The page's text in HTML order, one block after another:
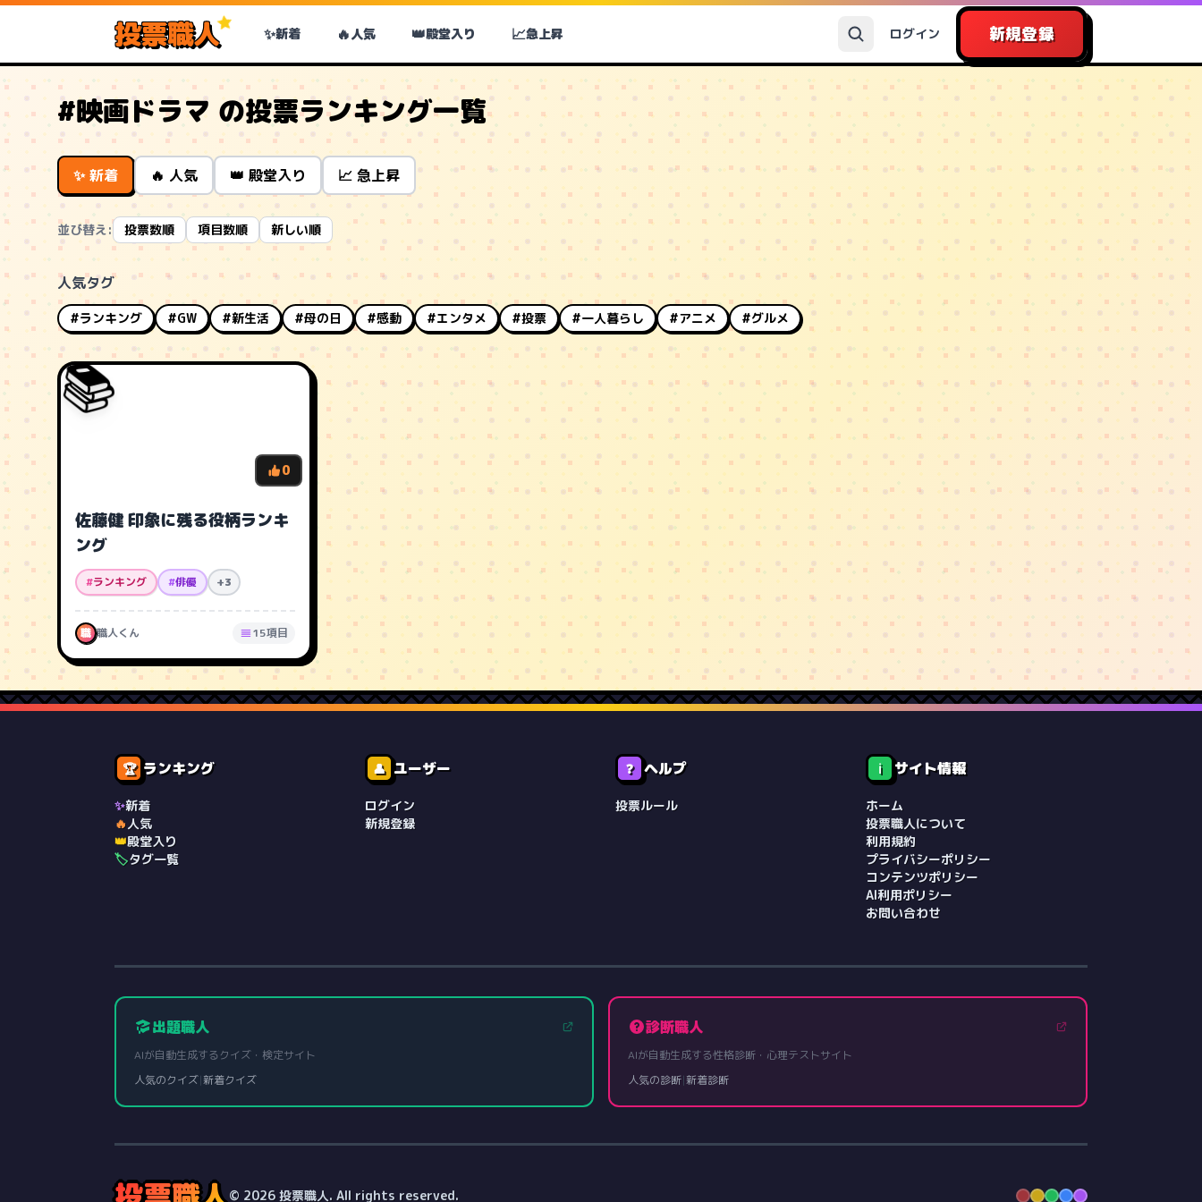
投票職人 ✨新着 🔥人気 👑殿堂入り 📈急上昇 ログイン 新規登録
#映画ドラマ の投票ランキング一覧
✨ 新着 🔥 人気 👑 殿堂入り 📈 急上昇
並び替え: 投票数順 項目数順 新しい順
人気タグ
#ランキング #GW #新生活 #母の日 #感動 #エンタメ #投票 #一人暮らし #アニメ #グルメ
📚
0
佐藤健 印象に残る役柄ランキ
ング
#ランキング #俳優 +3
職 職人くん 15項目
🏆 ランキング
✨新着
🔥人気
👑殿堂入り
🏷️タグ一覧
👤 ユーザー
ログイン
新規登録
❓ ヘルプ
投票ルール
ℹ️ サイト情報
ホーム
投票職人について
利用規約
プライバシーポリシー
コンテンツポリシー
AI利用ポリシー
お問い合わせ
出題職人
AIが自動生成するクイズ・検定サイト
人気のクイズ|新着クイズ
診断職人
AIが自動生成する性格診断・心理テストサイト
人気の診断|新着診断
© 2026 投票職人. All rights reserved.